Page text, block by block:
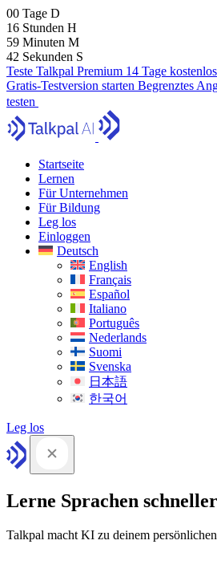
00 Tage D
16 Stunden H
59 Minuten M
41 Sekunden S
Teste Talkpal Premium 14 Tage kostenlos
Gratis-Testversion starten Begrenztes
testen
Startseite
Lernen
Für Unternehmen
Für Bildung
Leg los
Einloggen
Deutsch
English
Français
Español
Italiano
Português
Nederlands
Suomi
Svenska
日本語
한국어
Leg los
Lerne Sprachen
Talkpal macht KI zu deinem